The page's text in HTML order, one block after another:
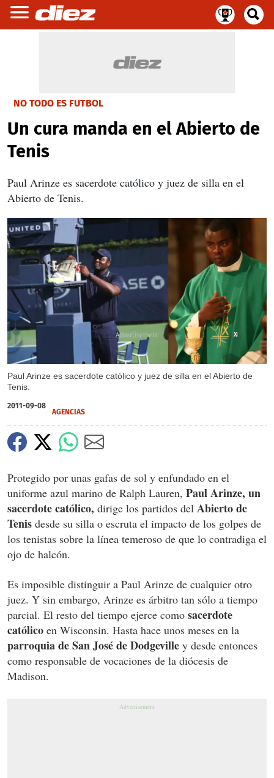
NO TODO ES FUTBOL
Un cura manda en el Abierto de
Tenis
Paul Arinze es sacerdote católico y juez de silla en el
Abierto de Tenis.
Paul Arinze es sacerdote católico y juez de silla en el Abierto de
Tenis.
X
2011-09-08
AGENCIAS
Protegido por unas gafas de sol y enfundado en el
uniforme azul marino de Ralph Lauren, Paul Arinze, un
sacerdote católico, dirige los partidos del Abierto de
Tenis desde su silla o escruta el impacto de los golpes de
los tenistas sobre la línea temeroso de que lo contradiga el
ojo de halcón.
Es imposible distinguir a Paul Arinze de cualquier otro
juez. Y sin embargo, Arinze es árbitro tan sólo a tiempo
parcial. El resto del tiempo ejerce como sacerdote
católico en Wisconsin. Hasta hace unos meses en la
parroquia de San José de Dodgeville y desde entonces
como responsable de vocaciones de la diócesis de
Madison.